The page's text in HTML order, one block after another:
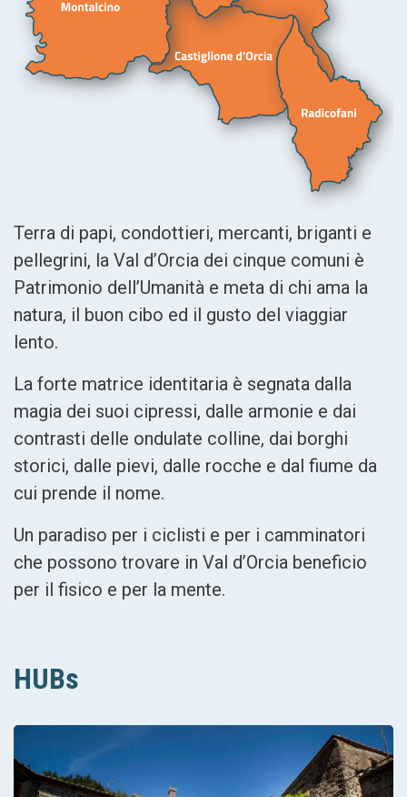
Terra di papi, condottieri, mercanti, briganti e
pellegrini, la Val d’Orcia dei cinque comuni è
Patrimonio dell’Umanità e meta di chi ama la
natura, il buon cibo ed il gusto del viaggiar
lento.
La forte matrice identitaria è segnata dalla
magia dei suoi cipressi, dalle armonie e dai
contrasti delle ondulate colline, dai borghi
storici, dalle pievi, dalle rocche e dal fiume da
cui prende il nome.
Un paradiso per i ciclisti e per i camminatori
che possono trovare in Val d’Orcia beneficio
per il fisico e per la mente.
HUBs